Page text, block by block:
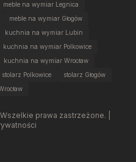
meble na wymiar Legnica
meble na wymiar Głogów
kuchnia na wymiar Lubin
kuchnia na wymiar Polkowice
kuchnia na wymiar Wrocław
stolarz Polkowice
stolarz Głogów
prawa zastrzeżone. |